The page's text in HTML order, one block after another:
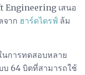
Engineering เสนอ
จาก ฮาร์ดไดรฟ์ ล้ม
นการทดสอบหลาย
บ 64 บิตที่สามารถใช้